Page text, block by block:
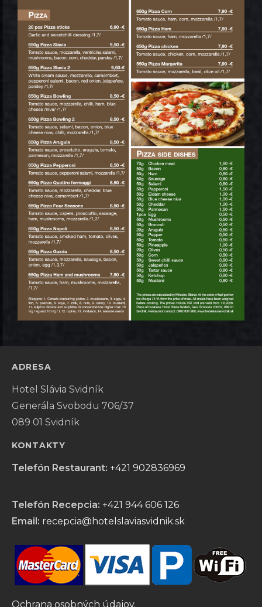
ADRESA
Hotel Slávia Svidník
Generála Svobodu 706/37
089 01 Svidník
KONTAKTY
Telefón Restaurant: +421 902836969
Telefón Recepcia: +421 944 606 126
Email: recepcia@hotelslaviasvidnik.sk
Ochrana osobných údajov.